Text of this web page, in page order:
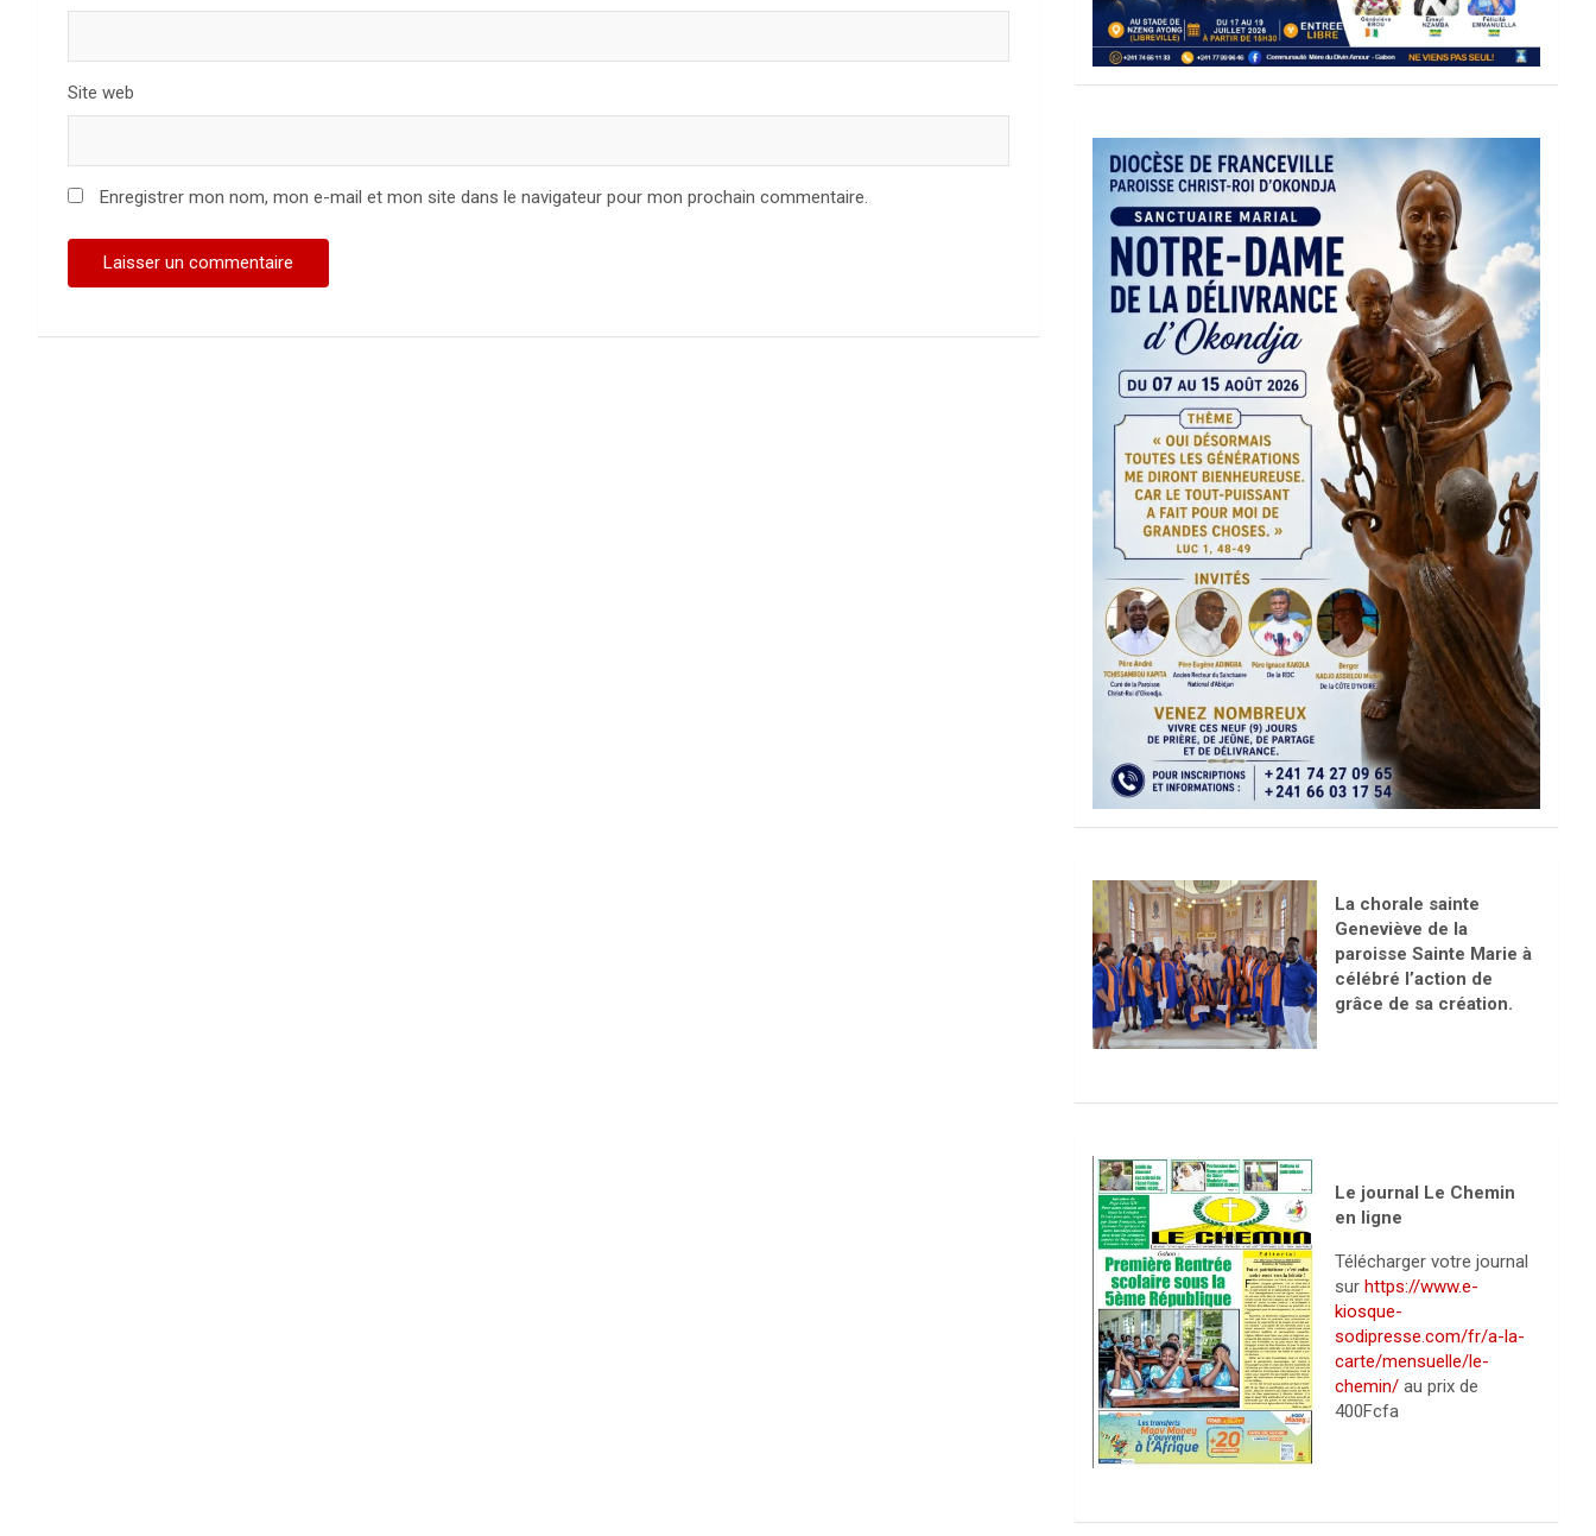
Site web
Enregistrer mon nom, mon e-mail et mon site dans le navigateur pour mon prochain commentaire.
La chorale sainte
Geneviève de la
paroisse Sainte Marie à
célébré l’action de
grâce de sa création.
Le journal Le Chemin
en ligne
Télécharger votre journal
sur https://www.e-
kiosque-
sodipresse.com/fr/a-la-
carte/mensuelle/le-
chemin/au prix de
400Fcfa